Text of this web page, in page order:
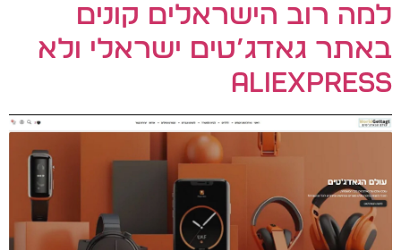
למה רוב הישראלים קונים
באתר גאדג’טים ישראלי ולא
AliExpress